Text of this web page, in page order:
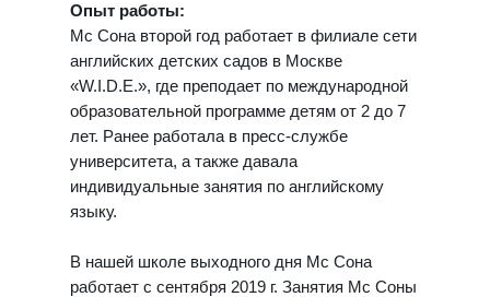
Опыт работы:
Мс Сона второй год работает в филиале сети
английских детских садов в Москве
«W.I.D.E.», где преподает по международной
образовательной программе детям от 2 до 7
лет. Ранее работала в пресс-службе
университета, а также давала
индивидуальные занятия по английскому
языку.
В нашей школе выходного дня Мс Сона
работает с сентября 2019 г. Занятия Мс Соны